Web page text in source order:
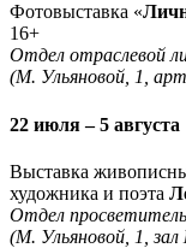
Фотовыставка «
16+
Отдел отраслевой
(М. Ульяновой, 1,
22 июля – 5 августа
Выставка
художника и поэта
Отдел
(М. Ульяновой, 1,